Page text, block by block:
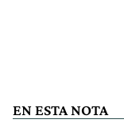
EN ESTA NOTA